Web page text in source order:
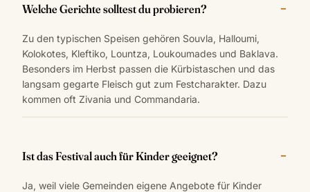
Welche Gerichte solltest du probieren?
Zu den typischen Speisen gehören Souvla, Halloumi,
Kolokotes, Kleftiko, Lountza, Loukoumades und Baklava.
Besonders im Herbst passen die Kürbistaschen und das
langsam gegarte Fleisch gut zum Festcharakter. Dazu
kommen oft Zivania und Commandaria.
Ist das Festival auch für Kinder geeignet?
Ja, weil viele Gemeinden eigene Angebote für Kinder